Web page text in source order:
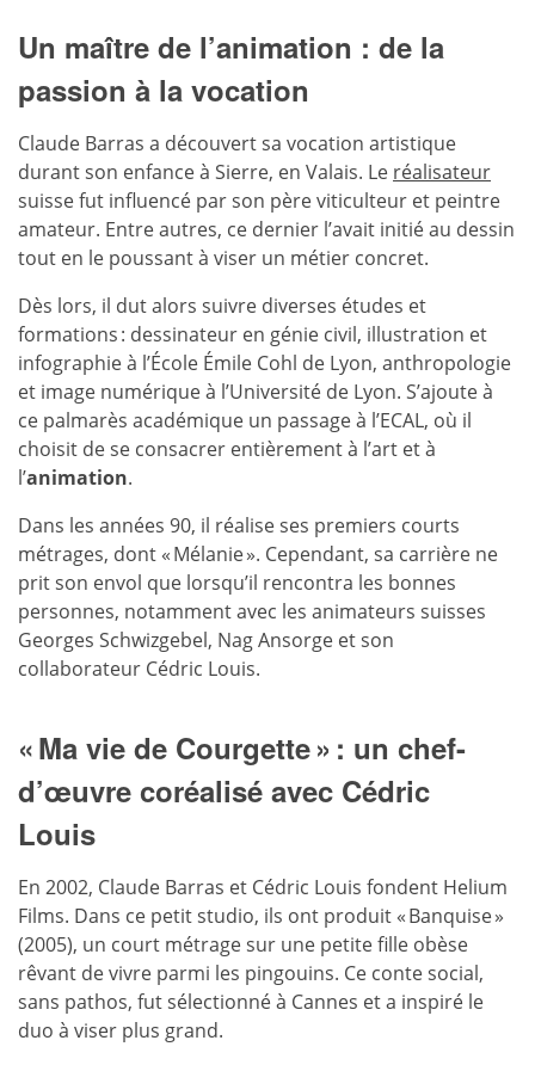
Un maître de l’animation : de la
passion à la vocation
Claude Barras a découvert sa vocation artistique
durant son enfance à Sierre, en Valais. Le réalisateur
suisse fut influencé par son père viticulteur et peintre
amateur. Entre autres, ce dernier l’avait initié au dessin
tout en le poussant à viser un métier concret.
Dès lors, il dut alors suivre diverses études et
formations : dessinateur en génie civil, illustration et
infographie à l’École Émile Cohl de Lyon, anthropologie
et image numérique à l’Université de Lyon. S’ajoute à
ce palmarès académique un passage à l’ECAL, où il
choisit de se consacrer entièrement à l’art et à
l’animation.
Dans les années 90, il réalise ses premiers courts
métrages, dont « Mélanie ». Cependant, sa carrière ne
prit son envol que lorsqu’il rencontra les bonnes
personnes, notamment avec les animateurs suisses
Georges Schwizgebel, Nag Ansorge et son
collaborateur Cédric Louis.
« Ma vie de Courgette » : un chef-
d’œuvre coréalisé avec Cédric
Louis
En 2002, Claude Barras et Cédric Louis fondent Helium
Films. Dans ce petit studio, ils ont produit « Banquise »
(2005), un court métrage sur une petite fille obèse
rêvant de vivre parmi les pingouins. Ce conte social,
sans pathos, fut sélectionné à Cannes et a inspiré le
duo à viser plus grand.